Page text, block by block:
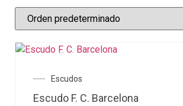
Escudos
Escudo F. C. Barcelona